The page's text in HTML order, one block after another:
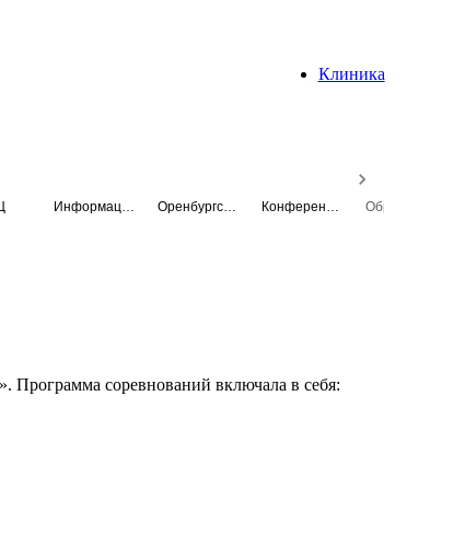
Клиника
Программа соревнований включала в себя: